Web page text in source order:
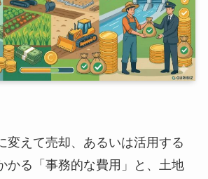
変えて売却、あるいは活用する
かる「事務的な費用」と、土地